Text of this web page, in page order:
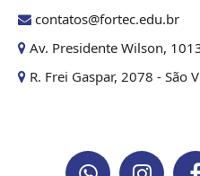
contatos@fortec.edu.br
Av. Presidente Wilson,
R. Frei Gaspar, 2078 - São